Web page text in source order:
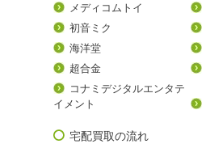
メディコムトイ
初音ミク
海洋堂
超合金
コナミデジタルエンタテ
イメント
宅配買取の流れ